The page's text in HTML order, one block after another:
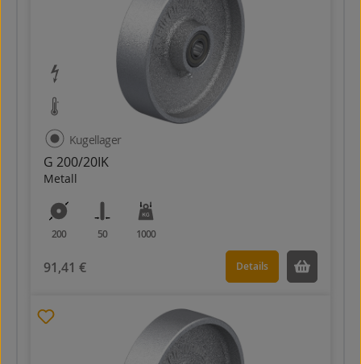
G 200/20IK
Metall
Kugellager
200 50 1000
91,41 € Details